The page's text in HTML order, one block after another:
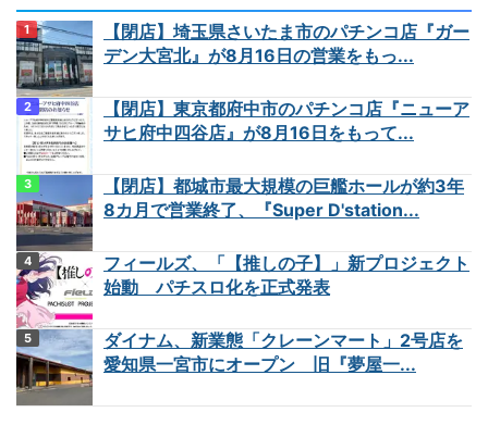
【閉店】埼玉県さいたま市のパチンコ店『ガー
デン大宮北』が8月16日の営業をもっ...
【閉店】東京都府中市のパチンコ店『ニューア
サヒ府中四谷店』が8月16日をもって...
【閉店】都城市最大規模の巨艦ホールが約3年
8カ月で営業終了、『Super D'station...
フィールズ、「【推しの子】」新プロジェクト
始動 パチスロ化を正式発表
ダイナム、新業態「クレーンマート」2号店を
愛知県一宮市にオープン 旧『夢屋一...